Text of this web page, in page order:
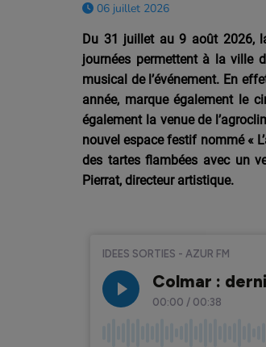
06 juillet 2026
Du 31 juillet au 9 août 2026,
journées permettent à la ville
musical de l’événement. En
année, marque également le
également la venue de
nouvel espace festif nommé «
des tartes flambées avec un
Pierrat, directeur artistique.